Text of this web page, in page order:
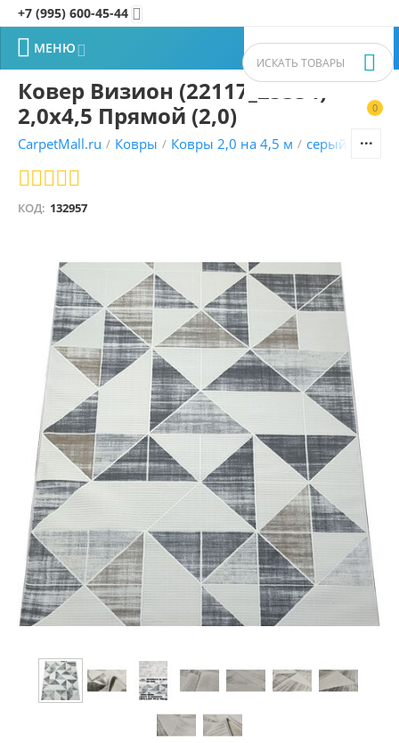
+7 (995) 600-45-44 
0


 МЕНЮ
Ковер Визион (22117_25354)
2,0х4,5 Прямой (2,0)
CarpetMall.ru / Ковры / Ковры 2,0 на 4,5 м / серый ковры
КОД: 132957